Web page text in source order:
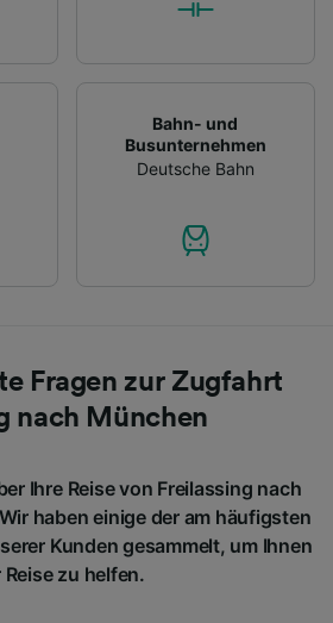
Bahn- und
Busunternehmen
Deutsche Bahn
Fragen zur Zugfahrt
nach München
Ihre Reise von Freilassing nach
haben einige der am häufigsten
Kunden gesammelt, um Ihnen
zu helfen.